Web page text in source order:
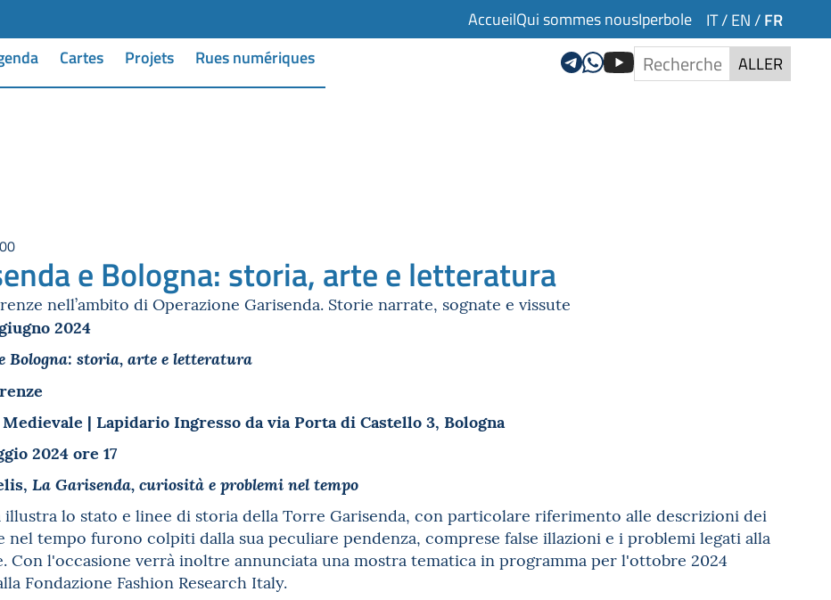
AccueilQui sommes nousIperbole IT/ EN / FR
Cartes Projets Rues numériques ALLER
e Bologna: storia, arte e letteratura
nell’ambito di Operazione Garisenda. Storie narrate, sognate e vissute
2024
Bologna: storia, arte e letteratura
| Lapidario Ingresso da via Porta di Castello 3, Bologna
2024 ore 17
La Garisenda, curiosità e problemi nel tempo
illustra lo stato e linee di storia della Torre Garisenda, con particolare riferimento alle descrizioni dei
nel tempo furono colpiti dalla sua peculiare pendenza, comprese false illazioni e i problemi legati alla
Con l'occasione verrà inoltre annunciata una mostra tematica in programma per l'ottobre 2024
Fondazione Fashion Research Italy.